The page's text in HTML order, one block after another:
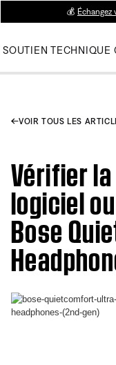
💰 Échangez
SOUTIEN TECHNIQUE
VOIR TOUS LES
Vérifier
logiciel
Bose